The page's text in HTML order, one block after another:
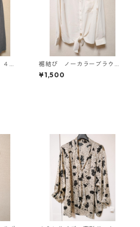
裾結び ノーカラーブラウ
ス ３Ｌ アイボリー KAE-
4813
¥1,500